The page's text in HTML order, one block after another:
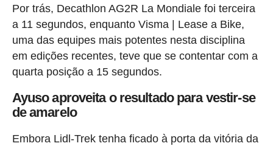
Por trás, Decathlon AG2R La Mondiale foi terceira
a 11 segundos, enquanto Visma | Lease a Bike,
uma das equipes mais potentes nesta disciplina
em edições recentes, teve que se contentar com a
quarta posição a 15 segundos.
Ayuso aproveita o resultado para vestir-se
de amarelo
Embora Lidl-Trek tenha ficado à porta da vitória da